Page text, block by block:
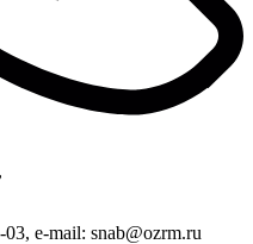
e-mail: snab@ozrm.ru